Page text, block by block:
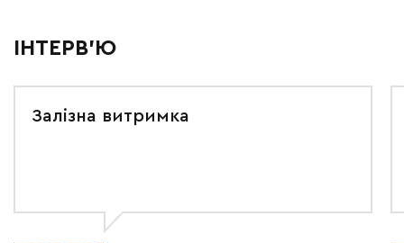
ІНТЕРВ'Ю
Залізна витримка